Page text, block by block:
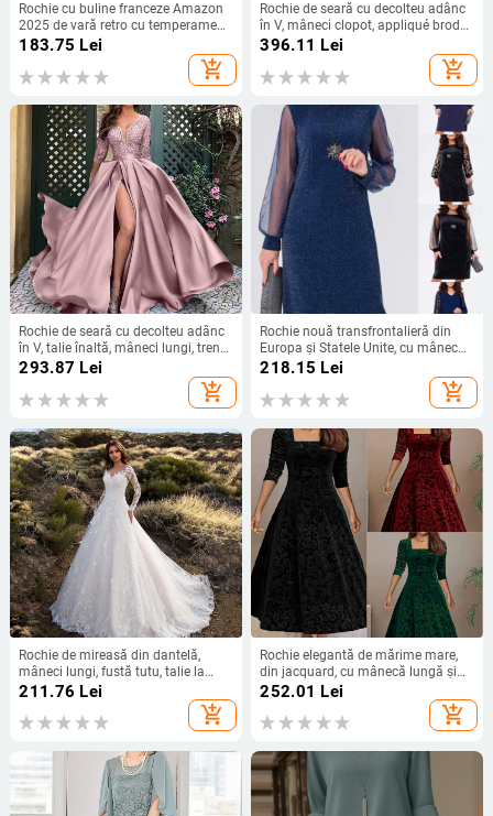
Rochie cu buline franceze Amazon
2025 de vară retro cu temperament
nou, talie subțire, fustă pentru femei
183.75 Lei
add_shopping_cart
Rochie de seară cu decolteu adânc
în V, mâneci clopot, appliqué brodat
cu paiete, croială lungă A-line
396.11 Lei
add_shopping_cart
Rochie de seară cu decolteu adânc
în V, talie înaltă, mâneci lungi, tren
mic, fustă lungă
293.87 Lei
add_shopping_cart
Rochie nouă transfrontalieră din
Europa și Statele Unite, cu mânecă
lungă, plasă, cusături argintii, cu
guler rotund, industrie grea, fustă
elegantă de calitate la modă
218.15 Lei
add_shopping_cart
Rochie de mireasă din dantelă,
mâneci lungi, fustă tutu, talie la
mijloc, rochie lungă
211.76 Lei
add_shopping_cart
Rochie elegantă de mărime mare,
din jacquard, cu mânecă lungă și
guler pătrat, din catifea, mărime
americană, 2024
252.01 Lei
add_shopping_cart